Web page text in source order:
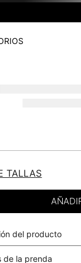
TALLAS
del producto
de la prenda